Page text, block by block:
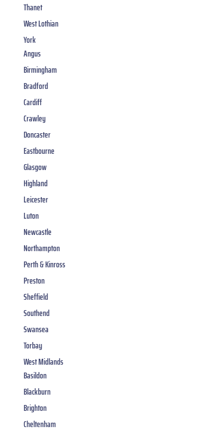
Thanet
West Lothian
York
Angus
Birmingham
Bradford
Cardiff
Crawley
Doncaster
Eastbourne
Glasgow
Highland
Leicester
Luton
Newcastle
Northampton
Perth & Kinross
Preston
Sheffield
Southend
Swansea
Torbay
West Midlands
Basildon
Blackburn
Brighton
Cheltenham